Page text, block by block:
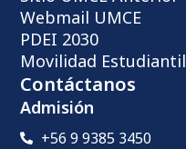
Webmail UMCE
PDEI 2030
Movilidad Estudiantil
Contáctanos
Admisión
+56 9 9385 3450